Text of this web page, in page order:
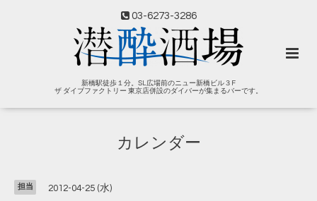
03-6273-3286
新橋駅徒歩１分。SL広場前のニュー新橋ビル３F
ザ ダイブファクトリー 東京店併設のダイバーが集まるバーです。
カレンダー
担当 2012-04-25 (水)